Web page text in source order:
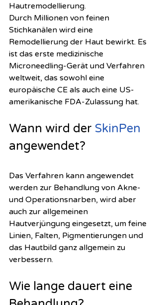
Hautremodellierung.
Durch Millionen von feinen
Stichkanälen wird eine
Remodellierung der Haut bewirkt. Es
ist das erste medizinische
Microneedling-Gerät und Verfahren
weltweit, das sowohl eine
europäische CE als auch eine US-
amerikanische FDA-Zulassung hat.
Wann wird der SkinPen
angewendet?
Das Verfahren kann angewendet
werden zur Behandlung von Akne-
und Operationsnarben, wird aber
auch zur allgemeinen
Hautverjüngung eingesetzt, um feine
Linien, Falten, Pigmentierungen und
das Hautbild ganz allgemein zu
verbessern.
Wie lange dauert eine